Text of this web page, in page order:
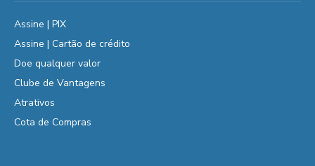
Assine | PIX
Assine | Cartão de crédito
Doe qualquer valor
Clube de Vantagens
Atrativos
Cota de Compras